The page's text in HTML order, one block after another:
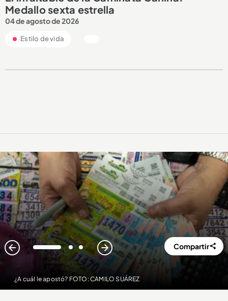
Medallo sexta estrella
04 de agosto de 2026
Estilo de vida
¿A cuál le apostó? FOTO: CAMILO SUÁREZ
1 2 3 Compartir